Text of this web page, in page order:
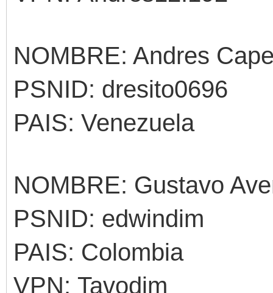
NOMBRE: Andres
PSNID: dresito0696
PAIS: Venezuela
NOMBRE: Gustavo
PSNID: edwindim
PAIS: Colombia
VPN: Tavodim